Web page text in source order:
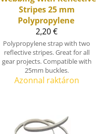
Stripes 25 mm
Polypropylene
2,20 €
Polypropylene strap with two
reflective stripes. Great for all
gear projects. Compatible with
25mm buckles.
Azonnal raktáron